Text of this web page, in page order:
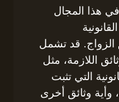
هذا المجال
الزواج. قد تشمل
اللازمة، مثل
التي تثبت
وأية وثائق أخرى